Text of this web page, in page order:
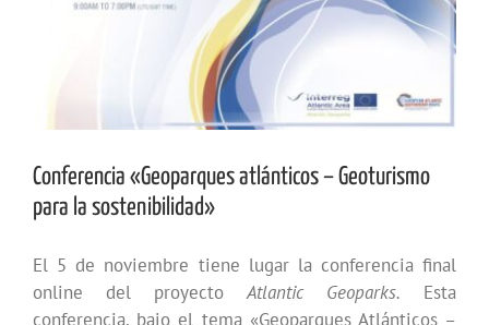
Conferencia «Geoparques atlánticos – Geoturismo
para la sostenibilidad»
El 5 de noviembre tiene lugar la conferencia final
online del proyectoAtlantic Geoparks. Esta
conferencia, bajo el tema «Geoparques Atlánticos –